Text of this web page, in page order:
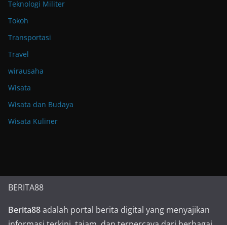
Teknologi Militer
Tokoh
Transportasi
Travel
wirausaha
Wisata
Wisata dan Budaya
Wisata Kuliner
BERITA88
Berita88adalah portal berita digital yang menyajikan